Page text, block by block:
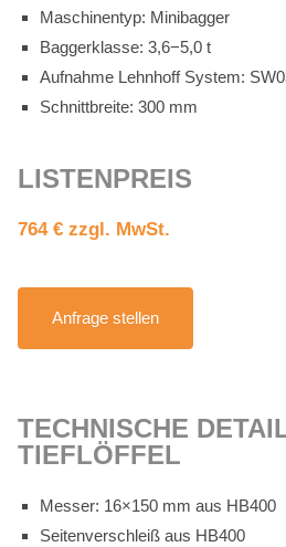
Ma­schi­nen­typ: Mi­ni­bag­ger
Bag­ger­klas­se: 3,6−5,0 t
Auf­nah­me Lehn­hoff Sys­tem:
Schnitt­brei­te: 300 mm
LIS­TEN­PREIS
764 € zzgl. MwSt.
An­fra­ge stel­len
TECH­NI­SCHE
TIEF­LÖF­FEL
Mes­ser: 16×150 mm aus HB400
Sei­ten­ver­schleiß aus HB400